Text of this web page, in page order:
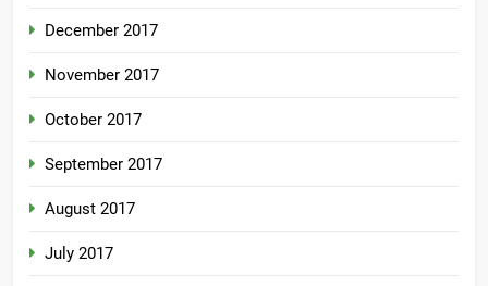
December 2017
November 2017
October 2017
September 2017
August 2017
July 2017